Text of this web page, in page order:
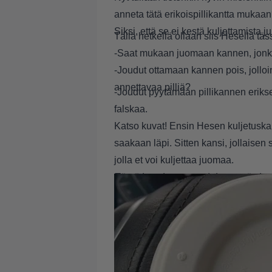
anneta tätä erikoispillikantta
Siksi, että se ei kestä kuljettamista
Tällä hetkellä ollaan siis Hesellä
-Saat mukaan juomaan kannen,
-Joudut ottamaan kannen pois,
annettavaa pilliä?
-Joudut pyytämään pillikannen
falskaa.
Katso kuvat! Ensin Hesen
saakaan läpi. Sitten kansi, jollaisen
jolla et voi kuljettaa juomaa.
Tämä juttu kannattaa jakaa myös